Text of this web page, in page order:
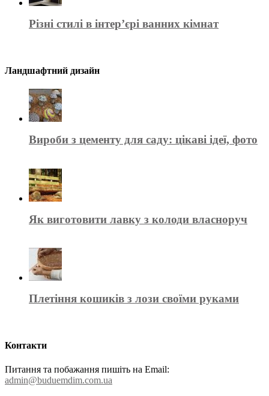
Різні стилі в інтер’єрі ванних кімнат
Ландшафтний дизайн
Вироби з цементу для саду: цікаві ідеї, фото
Як виготовити лавку з колоди власноруч
Плетіння кошиків з лози своїми руками
Контакти
Питання та побажання пишіть на Email:
admin@buduemdim.com.ua